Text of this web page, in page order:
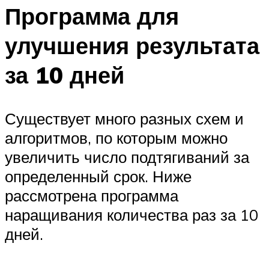
Программа для
улучшения результата
за 10 дней
Существует много разных схем и
алгоритмов, по которым можно
увеличить число подтягиваний за
определенный срок. Ниже
рассмотрена программа
наращивания количества раз за 10
дней.